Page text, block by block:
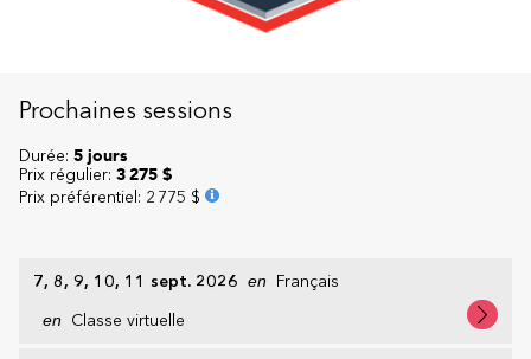
Prochaines sessions
7, 8, 9, 10, 11 sept. 2026 en Français
en Classe virtuelle
Durée: 5 jours
Prix régulier: 3 275 $
Prix préférentiel : 2 775 $